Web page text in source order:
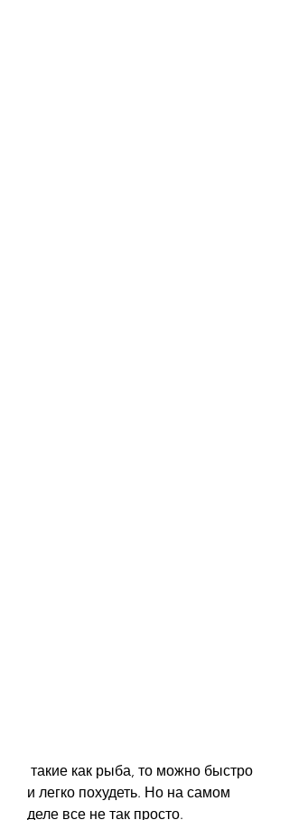
и легко похудеть. Но на самом
деле все не так просто.